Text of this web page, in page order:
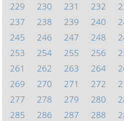
229
230 231 232
237
238 239 240
245
246 247 248
253
254 255 256
261
262 263 264
269
270 271 272
277
278 279 280
285
286 287 288